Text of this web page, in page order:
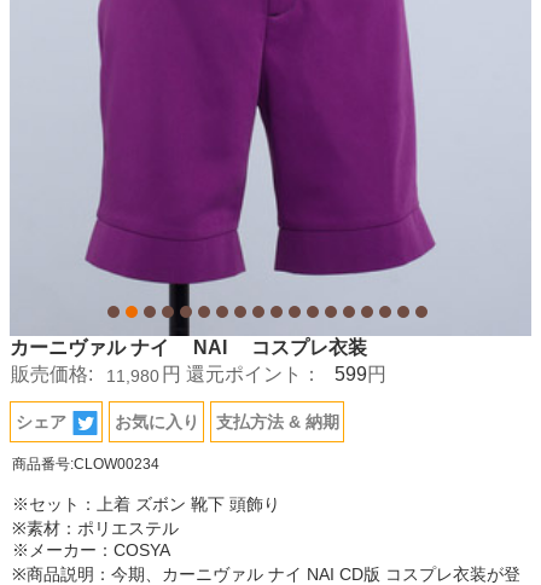
カーニヴァル ナイ NAI コスプレ衣装
販売価格:
11,980 円 還元ポイント： 599円
シェア お気に入り 支払方法 & 納期
商品番号:CLOW00234
※セット：上着 ズボン 靴下 頭飾り
※素材：ポリエステル
※メーカー：COSYA
※商品説明：今期、カーニヴァル ナイ NAI CD版 コスプレ衣装が登